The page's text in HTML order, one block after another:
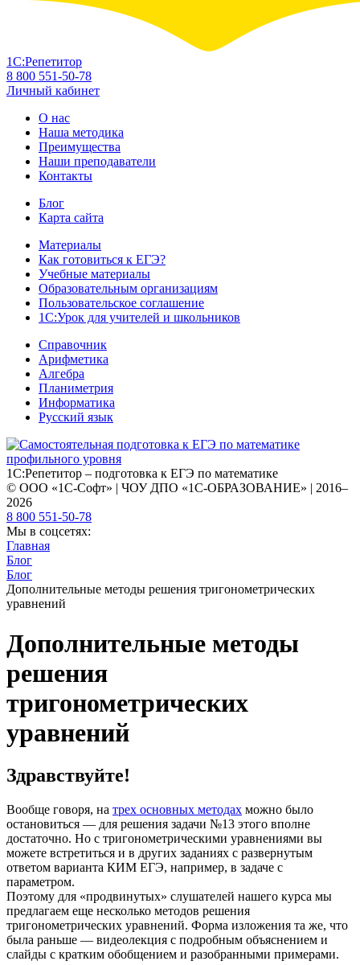
1С:Репетитор
8 800 551-50-78
Личный кабинет
О нас
Наша методика
Преимущества
Наши преподаватели
Контакты
Блог
Карта сайта
Материалы
Как готовиться к ЕГЭ?
Учебные материалы
Образовательным организациям
Пользовательское соглашение
1С:Урок для учителей и школьников
Справочник
Арифметика
Алгебра
Планиметрия
Информатика
Русский язык
1С:Репетитор – подготовка к ЕГЭ по математике
© ООО «1С-Софт» | ЧОУ ДПО «1С-ОБРАЗОВАНИЕ» | 2016–
2026
8 800 551-50-78
Мы в соцсетях:
Главная
Блог
Блог
Дополнительные методы решения тригонометрических
уравнений
Дополнительные методы
решения
тригонометрических
уравнений
Здравствуйте!
Вообще говоря, на трех основных методах можно было
остановиться — для решения задачи №13 этого вполне
достаточно. Но с тригонометрическими уравнениями вы
можете встретиться и в других заданиях с развернутым
ответом варианта КИМ ЕГЭ, например, в задаче с
параметром.
Поэтому для «продвинутых» слушателей нашего курса мы
предлагаем еще несколько методов решения
тригонометрических уравнений. Форма изложения та же, что
была раньше — видеолекция с подробным объяснением и
слайды с кратким обобщением и разобранными примерами.